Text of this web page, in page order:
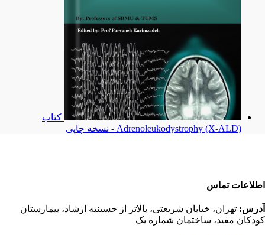
کتاب
Adrenoleukodystrophy (X-ALD) - نسخه چاپی
اطلاعات تماس
آدرس: تهران، خیابان شریعتی، بالاتر از حسینیه ارشاد، بیمارستان
کودکان مفید، ساختمان شماره یک